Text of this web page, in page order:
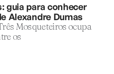
guia para conhecer
Alexandre Dumas
Mosqueteiros ocupa
os